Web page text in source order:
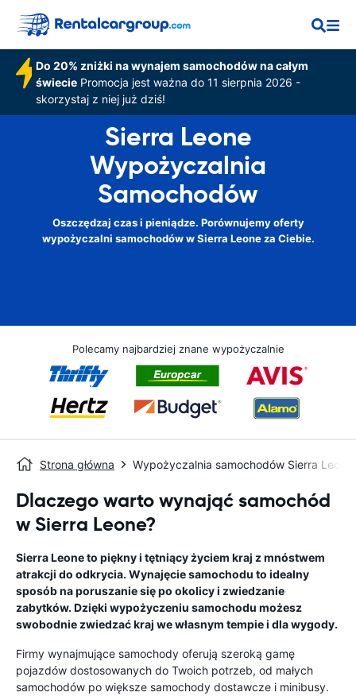
Do 20% zniżki na wynajem samochodów na całym
świeciePromocja jest ważna do 11 sierpnia 2026 -
skorzystaj z niej już dziś!
Sierra Leone
Wypożyczalnia
Samochodów
Oszczędzaj czas i pieniądze. Porównujemy oferty
wypożyczalni samochodów w Sierra Leone za Ciebie.
Polecamy najbardziej znane wypożyczalnie
Strona główna Wypożyczalnia samochodów Sierra Leone
Dlaczego warto wynająć samochód
w Sierra Leone?
Sierra Leone to piękny i tętniący życiem kraj z mnóstwem
atrakcji do odkrycia. Wynajęcie samochodu to idealny
sposób na poruszanie się po okolicy i zwiedzanie
zabytków. Dzięki wypożyczeniu samochodu możesz
swobodnie zwiedzać kraj we własnym tempie i dla wygody.
Firmy wynajmujące samochody oferują szeroką gamę
pojazdów dostosowanych do Twoich potrzeb, od małych
samochodów po większe samochody dostawcze i minibusy.